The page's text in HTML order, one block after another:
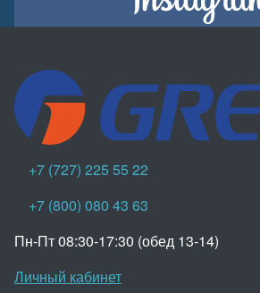
+7 (727) 225 55 22
+7 (800) 080 43 63
Пн-Пт 08:30-17:30 (обед 13-14)
Личный кабинет